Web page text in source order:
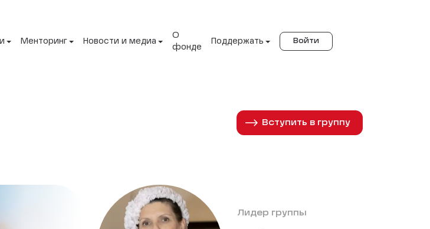
Менторинг Новости и медиа
О
фонде
Поддержать Войти
Вступить в группу
Лидер группы